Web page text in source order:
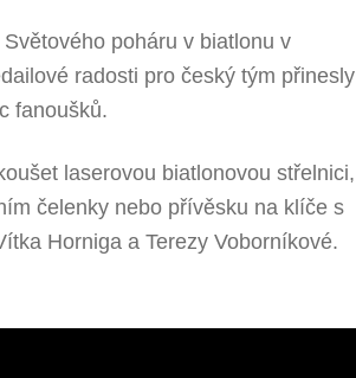
poháru v biatlonu v
radosti pro český tým přinesly
fanoušků.
laserovou biatlonovou střelnici,
čelenky nebo přívěsku na klíče s
Horniga a Terezy Voborníkové.